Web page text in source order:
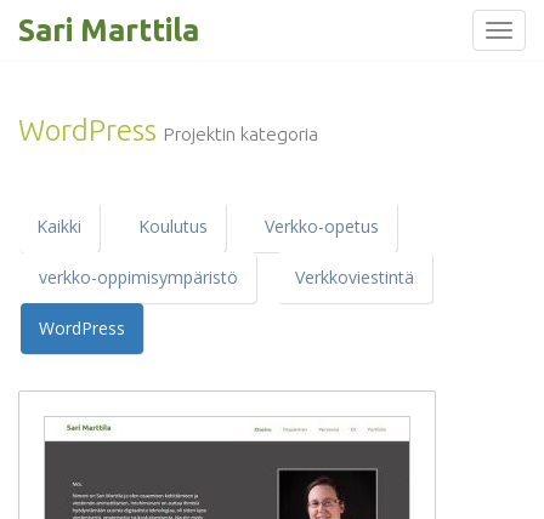
content
Sari Marttila
WordPress Projektin kategoria
Kaikki Koulutus Verkko-opetus
verkko-oppimisympäristö Verkkoviestintä
WordPress